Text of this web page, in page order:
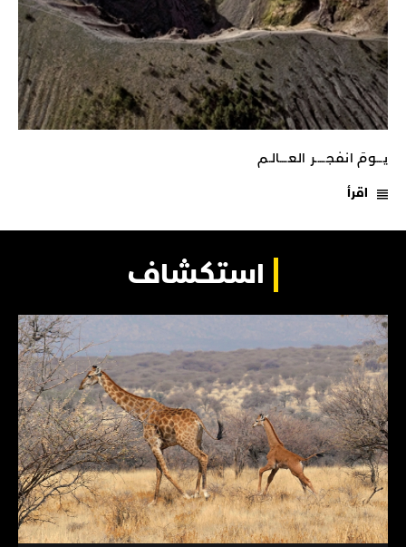
يـــومَ انفجـــــر العــــالـم
اقرأ
استكشاف